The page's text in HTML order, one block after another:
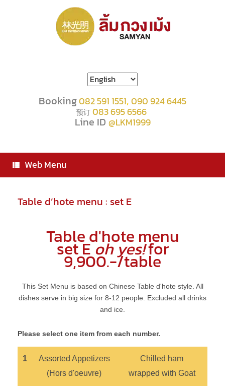
language
Booking082 591 1551,090 924 6445
预订083 695 6566
Line ID @LKM1999
Web Menu
Table d’hote menu : set E
Table d'hote menu
set Eoh yes!for
9,900.-/table
This Set Menu is based on Chinese Table d'hote style. All
dishes serve in big size for 8-12 people. Excluded all drinks
and ice.
Please select one item from each number.
1
Assorted Appetizers
(Hors d'oeuvre)
Chilled ham
wrapped with Goat